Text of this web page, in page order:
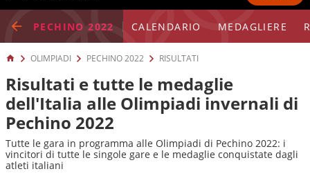
PECHINO 2022 CALENDARIO MEDAGLIERE
OLIMPIADI PECHINO 2022 RISULTATI
Risultati e tutte le medaglie
dell'Italia alle Olimpiadi invernali di
Pechino 2022
Tutte le gara in programma alle Olimpiadi di Pechino 2022: i
vincitori di tutte le singole gare e le medaglie conquistate dagli
atleti italiani